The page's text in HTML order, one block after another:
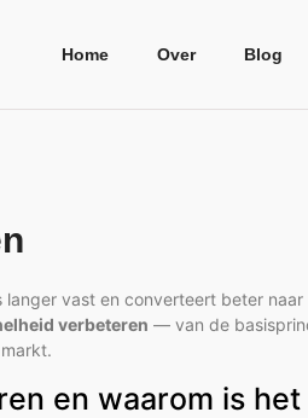
Home Over Blog
vast en converteert beter
verbeteren — van de
en waarom is